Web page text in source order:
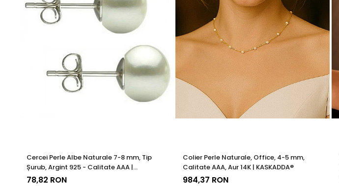
Cercei Perle Albe Naturale 7-8 mm, Tip
Șurub, Argint 925 - Calitate AAA |
KASKADDA®
78,82 RON
Colier Perle Naturale, Office, 4-5 mm,
Calitate AAA, Aur 14K | KASKADDA®
984,37 RON